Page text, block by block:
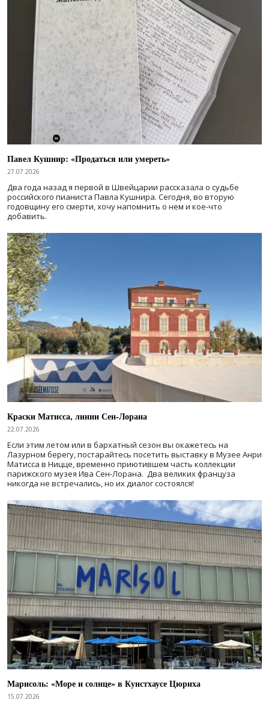
Павел Кушнир: «Продаться или умереть»
27.07.2026
Два года назад я первой в Швейцарии рассказала о судьбе
российского пианиста Павла Кушнира. Сегодня, во вторую
годовщину его смерти, хочу напомнить о нем и кое-что
добавить.
Краски Матисса, линии Сен-Лорана
22.07.2026
Если этим летом или в бархатный сезон вы окажетесь на
Лазурном берегу, постарайтесь посетить выставку в Музее Анри
Матисса в Ницце, временно приютившем часть коллекции
парижского музея Ива Сен-Лорана. Два великих француза
никогда не встречались, но их диалог состоялся!
Марисоль: «Море и солнце» в Кунстхаусе Цюриха
15.07.2026